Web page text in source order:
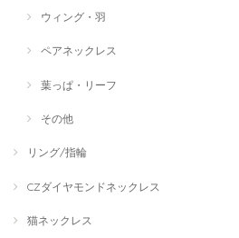
ウィング・羽
ペアネックレス
葉っぱ・リーフ
その他
リング/指輪
CZダイヤモンドネックレス
猫ネックレス